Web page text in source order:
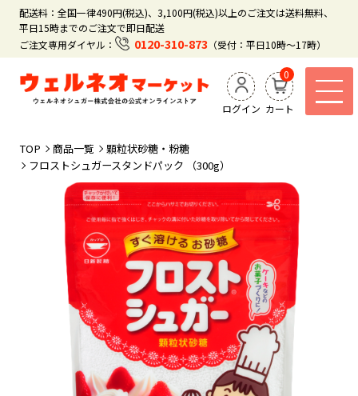
配送料：全国一律490円(税込)、3,100円(税込)以上のご注文は送料無料、
平日15時までのご注文で即日配送
ご注文専用ダイヤル：
0120-310-873（受付：平日10時～17時）
ログイン カート
0
TOP 商品一覧
顆粒状砂糖・粉糖
フロストシュガースタンドパック （300g）